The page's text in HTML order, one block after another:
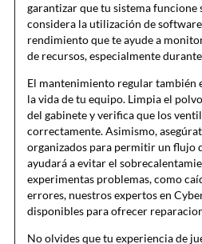
garantizar que tu sistema funcione
considera la utilización de
rendimiento que te ayude a
de recursos, especialmente
El mantenimiento regular también
la vida de tu equipo. Limpia el
del gabinete y verifica que los
correctamente. Asimismo,
organizados para permitir un flujo
ayudará a evitar el
experimentas problemas, como
errores, nuestros expertos en
disponibles para ofrecer
No olvides que tu experiencia de